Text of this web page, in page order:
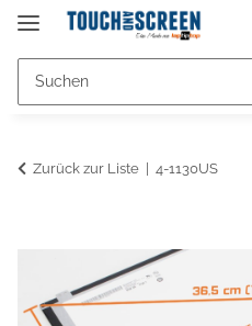
Zurück zur Liste 4-1130US